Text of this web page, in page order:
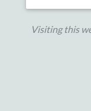
Visiting this